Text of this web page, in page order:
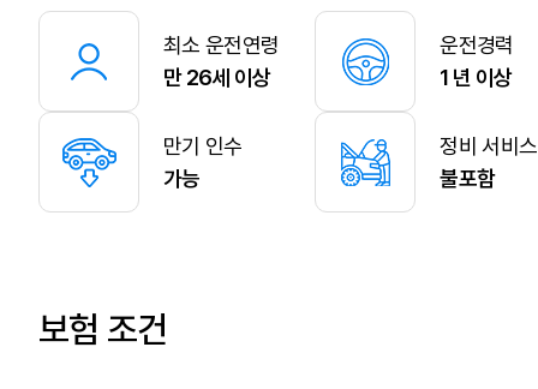
최소 운전연령
만 26세 이상
운전경력
1 년 이상
만기 인수
가능
정비 서비스
불포함
보험 조건